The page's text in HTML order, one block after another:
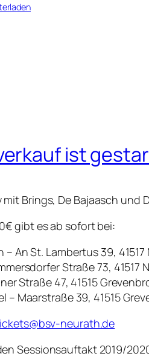
ist
Brings, De Bajaasch und
gibt es ab sofort bei:
An St. Lambertus 39, 41517
Straße 73, 41517
Straße 47, 41515
– Maarstraße 39, 41515
neurath.de
Sessionsauftakt 2019/